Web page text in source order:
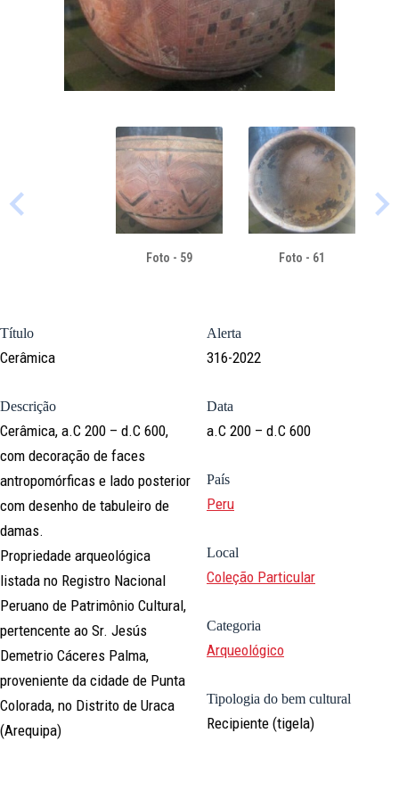
Foto - 59 Foto - 61
Título
Cerâmica
Descrição
Cerâmica, a.C 200 – d.C 600,
com decoração de faces
antropomórficas e lado posterior
com desenho de tabuleiro de
damas.
Propriedade arqueológica
listada no Registro Nacional
Peruano de Patrimônio Cultural,
pertencente ao Sr. Jesús
Demetrio Cáceres Palma,
proveniente da cidade de Punta
Colorada, no Distrito de Uraca
(Arequipa)
Alerta
316-2022
Data
a.C 200 – d.C 600
País
Peru
Local
Coleção Particular
Categoria
Arqueológico
Tipologia do bem cultural
Recipiente (tigela)